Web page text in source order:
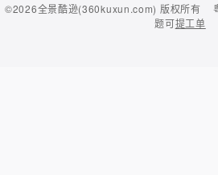
©2026全景酷逊(360kuxun.com) 版权所有
题可提工单